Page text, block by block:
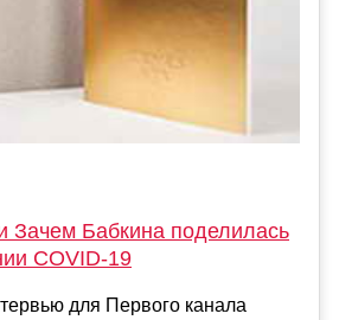
Зачем Бабкина поделилась
COVID-19
для Первого канала